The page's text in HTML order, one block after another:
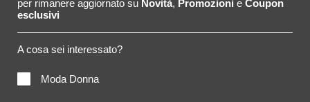
per rimanere aggiornato su Novità, Promozioni e Coupon
esclusivi
A cosa sei interessato?
Moda Donna